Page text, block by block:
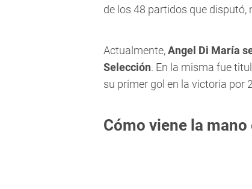
de los 48 partidos que
Actualmente,Angel Di María
Selección. En la misma fue
su primer gol en la victoria por
Cómo viene la